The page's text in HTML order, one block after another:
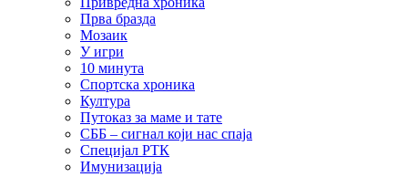
Прва бразда
Мозаик
У игри
10 минута
Спортска хроника
Култура
Путоказ за маме и тате
СББ – сигнал који нас спаја
Специјал РТК
Имунизација